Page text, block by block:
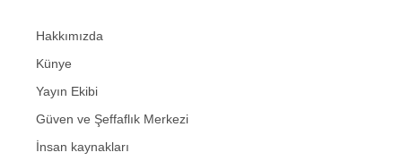
Hakkımızda
Künye
Yayın Ekibi
Güven ve Şeffaflık Merkezi
İnsan kaynakları